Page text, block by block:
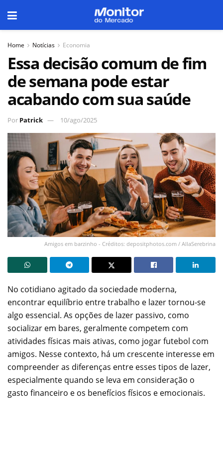
Home Notícias Economia
Essa decisão comum de fim
de semana pode estar
acabando com sua saúde
Por Patrick 10/ago/2025
Amigos em barzinho - Créditos: depositphotos.com / AllaSerebrina
No cotidiano agitado da sociedade moderna,
encontrar equilíbrio entre trabalho e lazer tornou-se
algo essencial. As opções de lazer passivo, como
socializar em bares, geralmente competem com
atividades físicas mais ativas, como jogar futebol com
amigos. Nesse contexto, há um crescente interesse em
compreender as diferenças entre esses tipos de lazer,
especialmente quando se leva em consideração o
gasto financeiro e os benefícios físicos e emocionais.